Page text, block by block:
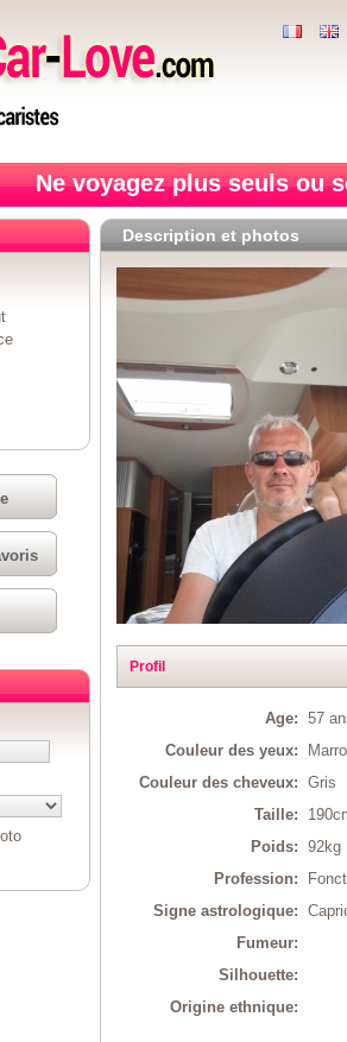
Ne voyagez plus seuls ou
Description et photos
Profil
Age:
57
Couleur des yeux:
Couleur des cheveux:
Gris
Taille:
Poids:
92kg
Profession:
Signe astrologique:
Fumeur:
Silhouette:
Origine ethnique: